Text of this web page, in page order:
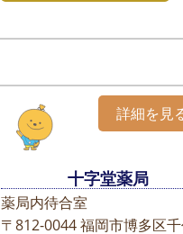
十字堂薬局
薬局内待合室
〒812-0044福岡市博多区
詳細を見